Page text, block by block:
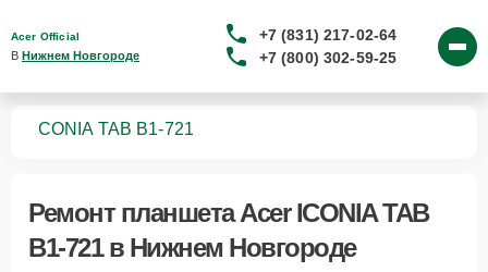
Acer Official
В Нижнем Новгороде
+7 (831) 217-02-64
+7 (800) 302-59-25
ICONIA TAB B1-721
Ремонт планшета Acer ICONIA TAB
B1-721в Нижнем Новгороде